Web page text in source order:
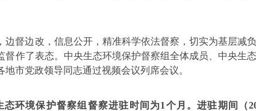
边督边改，信息公开，精准科学依法督察，切实为基层减
督作了表态。中央生态环境保护督察组全体成员、中央生
市党政领导同志通过视频会议列席会议。
环境保护督察组督察进驻时间为1 个月。进驻期间（